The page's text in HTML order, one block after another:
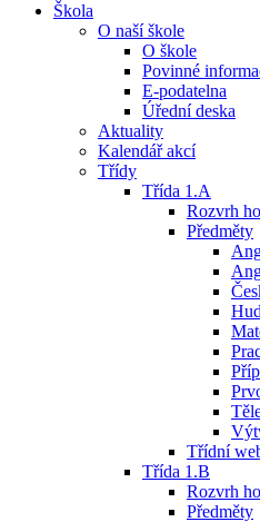
Škola
O naší škole
O škole
Povinné
E-podatelna
Úřední deska
Aktuality
Kalendář akcí
Třídy
Třída 1.A
Rozvrh
Předměty
Třídní
Třída 1.B
Rozvrh
Předměty